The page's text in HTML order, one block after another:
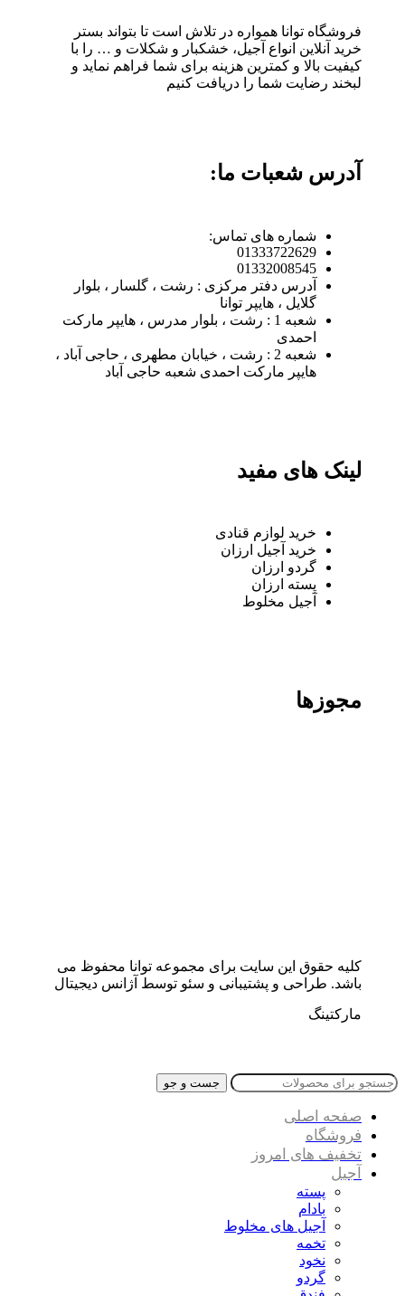
فروشگاه توانا همواره در تلاش است تا بتواند بستر
خرید آنلاین انواع آجیل، خشکبار و شکلات و … را با
کیفیت بالا و کمترین هزینه برای شما فراهم نماید و
لبخند رضایت شما را دریافت کنیم
آدرس شعبات ما:
شماره های تماس:
01333722629
01332008545
آدرس دفتر مرکزی : رشت ، گلسار ، بلوار
گلایل ، هایپر توانا
شعبه 1 : رشت ، بلوار مدرس ، هایپر مارکت
احمدی
شعبه 2 : رشت ، خیابان مطهری ، حاجی آباد ،
هایپر مارکت احمدی شعبه حاجی آباد
لینک های مفید
خرید لوازم قنادی
خرید آجیل ارزان
گردو ارزان
پسته ارزان
آجیل مخلوط
مجوزها
کلیه حقوق این سایت برای مجموعه توانا محفوظ می
باشد. طراحی و پشتیبانی و سئو توسط آژانس دیجیتال
مارکتینگ
جست و جو
صفحه اصلی
فروشگاه
تخفیف های امروز
آجیل
پسته
بادام
آجیل های مخلوط
تخمه
نخود
گردو